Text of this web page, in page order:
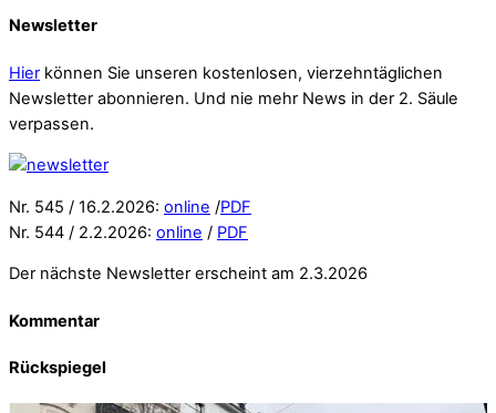
Newsletter
Hier können Sie unseren kostenlosen, vierzehntäglichen
Newsletter abonnieren. Und nie mehr News in der 2. Säule
verpassen.
Nr. 545 / 16.2.2026: online /PDF
Nr. 544 / 2.2.2026: online / PDF
Der nächste Newsletter erscheint am 2.3.2026
Kommentar
Rückspiegel